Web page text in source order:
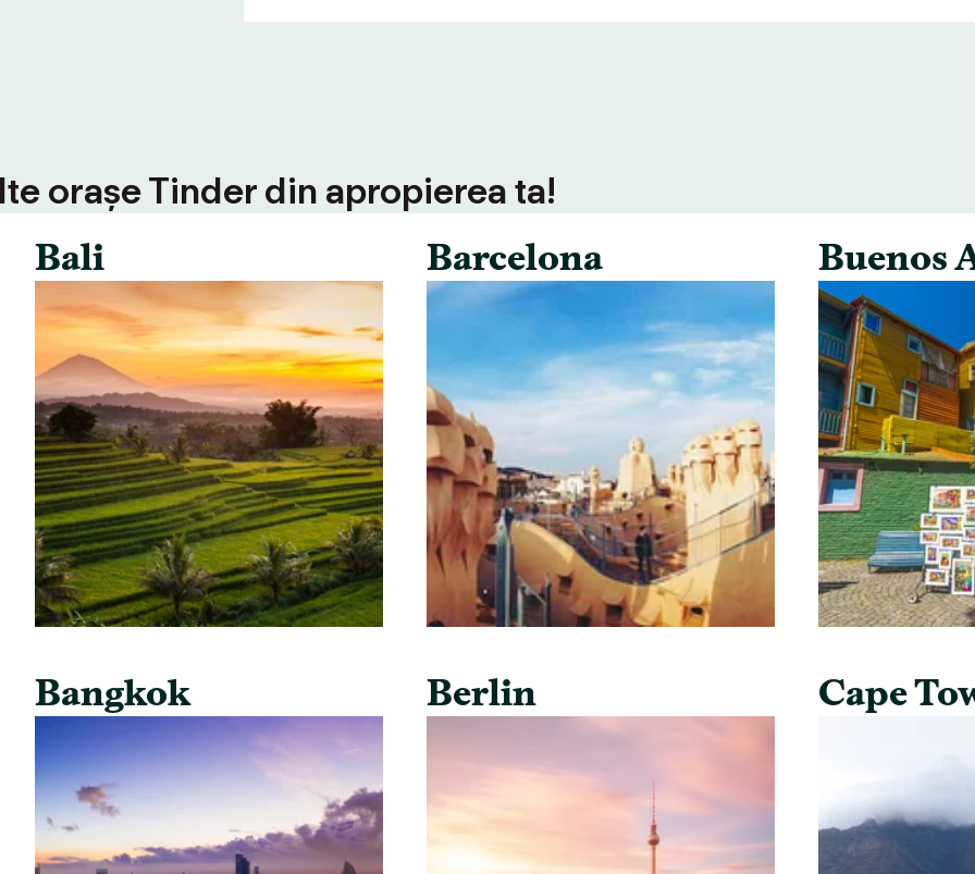
orașe Tinder din apropierea ta!
Bali
Bangkok
Barcelona
Berlin
Buenos
Cape